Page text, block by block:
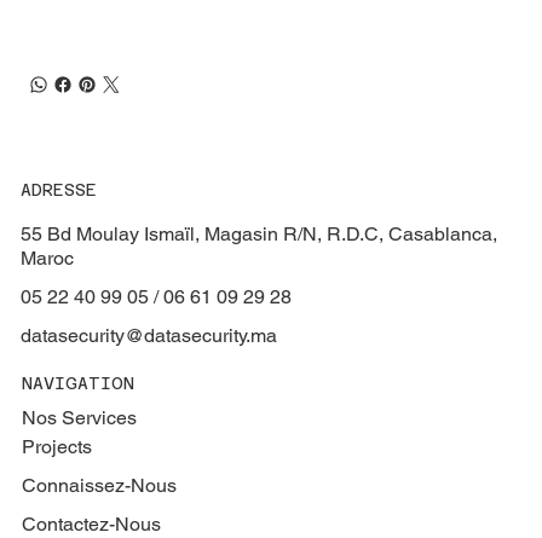
ADRESSE
55 Bd Moulay Ismaïl, Magasin R/N, R.D.C, Casablanca,
Maroc
05 22 40 99 05 / 06 61 09 29 28
datasecurity@datasecurity.ma
NAVIGATION
Nos Services
Projects
Connaissez-Nous
Contactez-Nous